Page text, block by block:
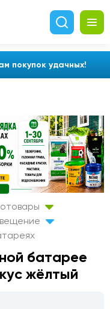
покупок удачных!
батарее
жёлтый